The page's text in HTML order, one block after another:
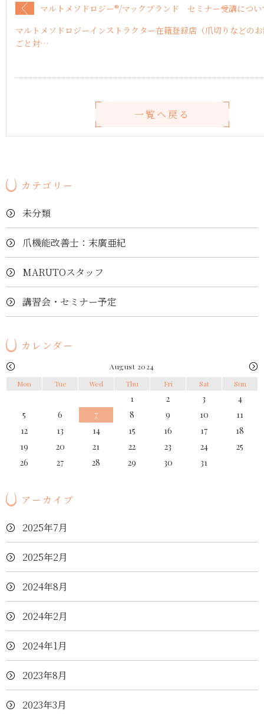
マルトメソドロジー®︎/マックブランド セミナー受講につい
マルトメソドロジーインストラクター在籍登録店（爪切りなどの
ごと対…
一覧へ戻る
カテゴリー
未分類
爪機能改善士：末廣亜紀
MARUTOスタッフ
講習会・セミナー予定
カレンダー
August 2024
Mon
Tue Wed Thu Fri Sat Sun
1 2 3
4
5
6 7 8 9 10
11
12
13 14 15 16 17
18
19
20 21 22 23 24
25
26
27 28 29 30 31
アーカイブ
2025年7月
2025年2月
2024年8月
2024年2月
2024年1月
2023年8月
2023年3月